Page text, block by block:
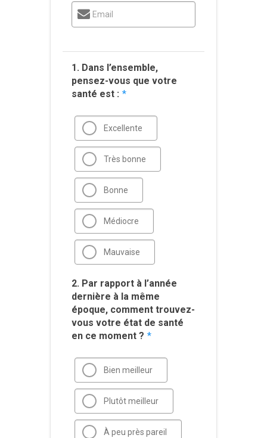
Email
1. Dans l’ensemble,
pensez-vous que votre
santé est : *
Excellente
Très bonne
Bonne
Médiocre
Mauvaise
2. Par rapport à l’année
dernière à la même
époque, comment trouvez-
vous votre état de santé
en ce moment ? *
Bien meilleur
Plutôt meilleur
À peu près pareil